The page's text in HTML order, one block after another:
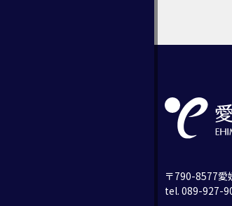
〒790-8577愛
tel. 089-927-